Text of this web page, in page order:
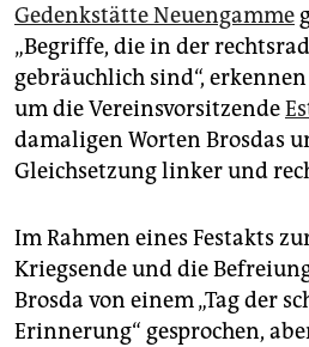
Gedenkstätte Neuengamme
„Begriffe, die in der
gebräuchlich sind“,
um die Vereinsvorsitzende
damaligen Worten Brosdas
Gleichsetzung linker und
Im Rahmen eines Festakts
Kriegsende und die
Brosda von einem „Tag der
Erinnerung“ gesprochen,